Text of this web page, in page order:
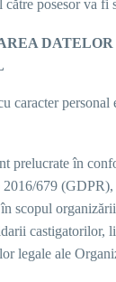
posesor va fi
caracter personal
prelucrate în
679
scopul
castigatorilor,
legale ale